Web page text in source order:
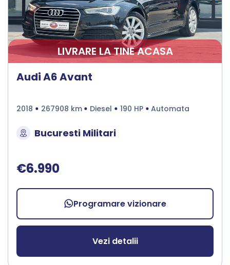
LIVRARE LA TINE ACASA
Audi A6 Avant
2018 267908 km Diesel 190 HP Automata
Bucuresti Militari
€6.990
Programare vizionare
Vezi detalii